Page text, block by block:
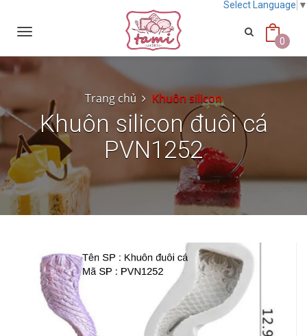
Select Language ▼
0
Toggle
Trang chủ Khuôn silicon
Khuôn silicon đuôi cá
PVN1252